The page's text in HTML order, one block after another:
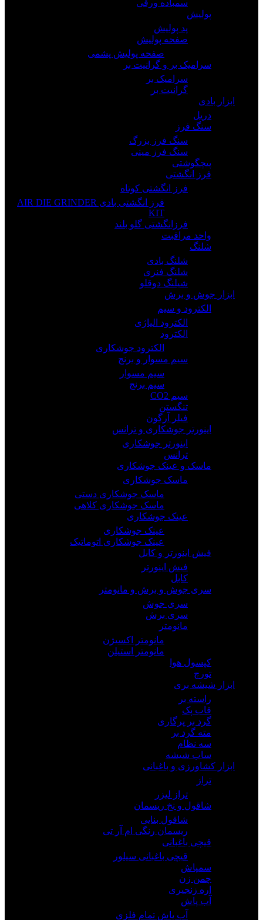
سمباده ورقی
پولیش
پد پولیش
صفحه پولیش
صفحه پولیش پشمی
سرامیک بر و گرانیت بر
سرامیک بر
گرانیت بر
ابزار بادی
دریل
سنگ فرز
سنگ فرز بزرگ
سنگ فرز مینی
پیچگوشتی
فرز انگشتی
فرز انگشتی کوتاه
فرز انگشتی بادی AIR DIE GRINDER
KIT
فرزانگشتی گلو بلند
واحد مراقبت
شلنگ
شلنگ بادی
شلنگ فنری
شیلنگ دوقلو
ابزار جوش و برش
الکترود و سیم
الکترود الیاژی
الکترود
الکترود جوشکاری
سیم مسوار و برنج
سیم مسوار
سیم برنج
سیم CO2
تنگستن
فیلر آرگون
اینورتر جوشکاری و ترانس
اینورتر جوشکاری
ترانس
ماسک و عینک جوشکاری
ماسک جوشکاری
ماسک جوشکاری دستی
ماسک جوشکاری کلاهی
عینک جوشکاری
عینک جوشکاری
عینک جوشکاری اتوماتیک
فیش اینورتر و کابل
فیش اینورتر
کابل
سری جوش و برش و مانومتر
سری جوش
سری برش
مانومتر
مانومتر اکسیژن
مانومتر استیلن
کپسول هوا
تورچ
ابزار شیشه بری
راسته بر
قاب پک
گرد بر پرگاری
مته گرد بر
سه نظام
ساب شیشه
ابزار کشاورزی و باغبانی
تراز
تراز لیزر
شاقول و نخ ریسمان
شاقول بنایی
ریسمان رنگی ام آر تی
قیچی باغبانی
قیچی باغبانی سیلور
سمپاش
چمن زن
اره زنجیری
آب پاش
آب پاش تمام فلزی